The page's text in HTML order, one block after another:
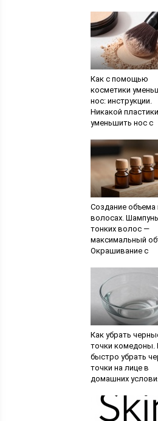
Как с помощью
косметики
нос: инструкции.
Никакой
уменьшить нос с
Создание объема
волосах.
тонких волос —
максимальный
Окрашивание с
Как убрать
точки комедоны.
быстро убрать
точки на лице в
домашних
профессионалов.
Зубная паста и